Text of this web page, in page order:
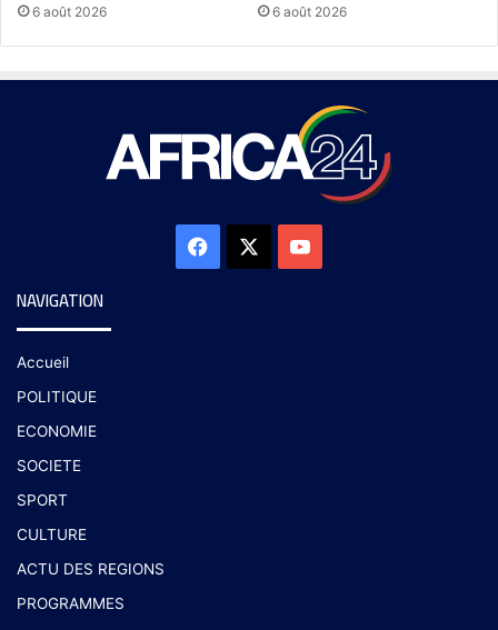
6 août 2026 6 août 2026
NAVIGATION
Accueil
POLITIQUE
ECONOMIE
SOCIETE
SPORT
CULTURE
ACTU DES REGIONS
PROGRAMMES